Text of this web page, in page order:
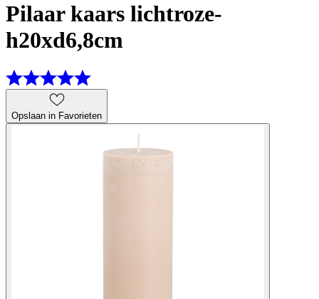
Pilaar kaars lichtroze-
h20xd6,8cm
Opslaan in Favorieten